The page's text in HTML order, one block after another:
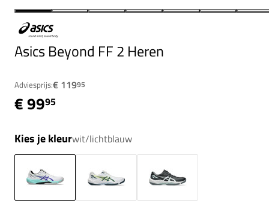
Asics Beyond FF 2 Heren
Adviesprijs:€ 11995
€ 9995
Kies je kleurwit/lichtblauw